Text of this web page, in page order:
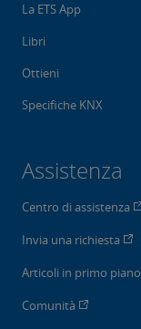
La ETS App
Libri
Ottieni
Specifiche KNX
Assistenza
Centro di assistenza
Invia una richiesta
Articoli in primo piano
Comunità